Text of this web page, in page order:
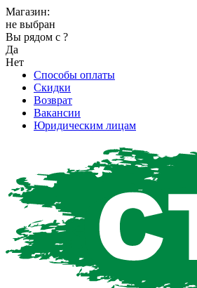
Магазин:
не выбран
Вы рядом с ?
Да
Нет
Способы оплаты
Скидки
Возврат
Вакансии
Юридическим лицам